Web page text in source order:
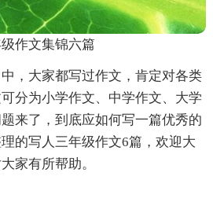
级作文集锦六篇
，大家都写过作文，肯定对各类
分为小学作文、中学作文、大学
来了，到底应如何写一篇优秀的
的写人三年级作文6篇，欢迎大
家有所帮助。